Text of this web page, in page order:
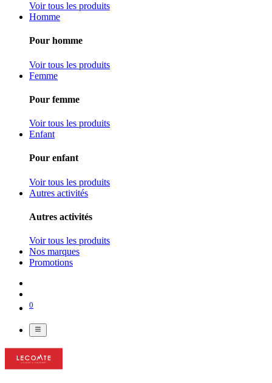
Voir tous les produits
Homme
Pour homme
Voir tous les produits
Femme
Pour femme
Voir tous les produits
Enfant
Pour enfant
Voir tous les produits
Autres activités
Autres activités
Voir tous les produits
Nos marques
Promotions
0